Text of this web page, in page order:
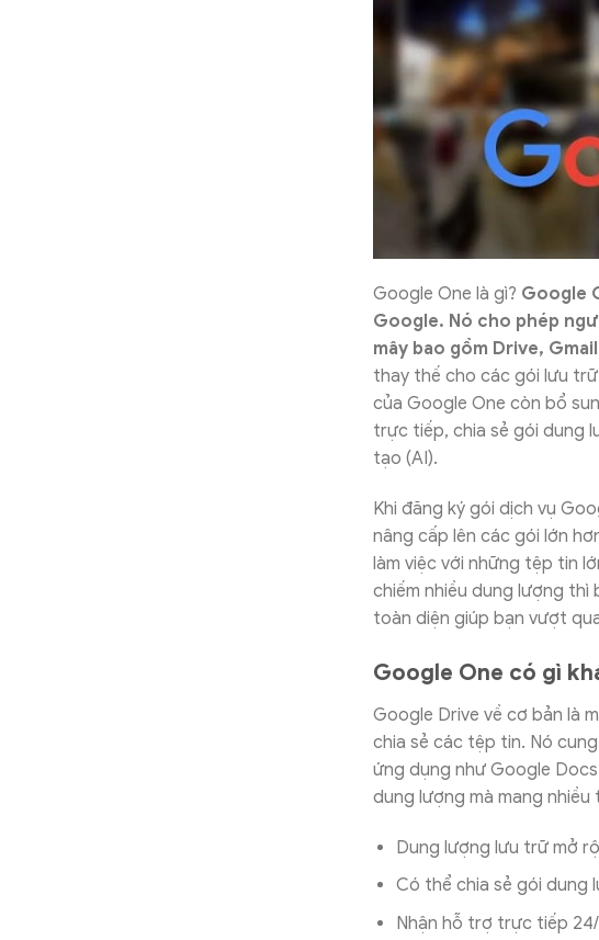
Google One là gì? Google
Google. Nó cho phép
mây bao gồm Drive,
thay thế cho các gói lưu
của Google One còn bổ
trực tiếp, chia sẻ gói dung
tạo (AI).
Khi đăng ký gói dịch vụ
nâng cấp lên các gói lớn
làm việc với những tệp tin
chiếm nhiều dung lượng thì
toàn diện giúp bạn vượt
Google One có gì
Google Drive về cơ bản là
chia sẻ các tệp tin. Nó
ứng dụng như Google
dung lượng mà mang
Dung lượng lưu trữ mở
Có thể chia sẻ gói dung
Nhận hỗ trợ trực tiếp